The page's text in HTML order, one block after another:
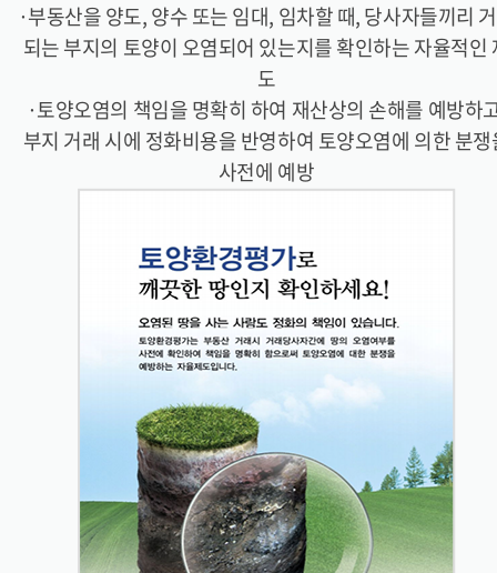
·부동산을 양도, 양수 또는 임대, 임차할 때, 당사자들끼리
되는 부지의 토양이 오염되어 있는지를 확인하는 자율적인
도
·토양오염의 책임을 명확히 하여 재산상의 손해를 예방하
부지 거래 시에 정화비용을 반영하여 토양오염에 의한 분쟁
사전에 예방